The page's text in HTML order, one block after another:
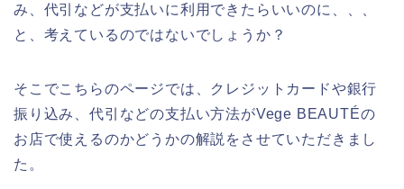
み、代引などが支払いに利用できたらいいのに、、、
と、考えているのではないでしょうか？
そこでこちらのページでは、クレジットカードや銀行
振り込み、代引などの支払い方法がVege BEAUTÉの
お店で使えるのかどうかの解説をさせていただきまし
た。